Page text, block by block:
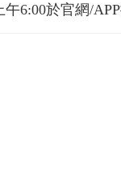
6:00於官網/